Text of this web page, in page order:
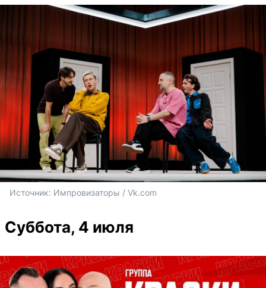
Источник: Импровизаторы / Vk.com
Суббота, 4 июля